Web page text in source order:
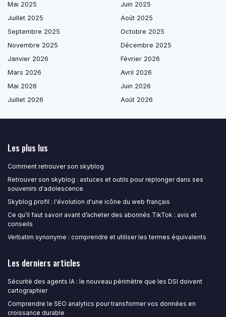
Mai 2025
Juin 2025
Juillet 2025
Août 2025
Septembre 2025
Octobre 2025
Novembre 2025
Décembre 2025
Janvier 2026
Février 2026
Mars 2026
Avril 2026
Mai 2026
Juin 2026
Juillet 2026
Août 2026
Les plus lus
Comment retrouver son skyblog
Retrouver son skyblog : astuces et outils pour replonger dans ses
souvenirs d'adolescence
Skyblog profil : l'évolution d'une icône du web français
Ce qu’il faut savoir avant d’acheter des abonnés TikTok : avis et
conseils
Verbatim synonyme : comprendre et utiliser les termes équivalents
Les derniers articles
Sécurité des agents IA : le nouveau périmètre que les DSI doivent
cartographier
Comprendre le SEO analytics pour transformer vos données en
croissance durable